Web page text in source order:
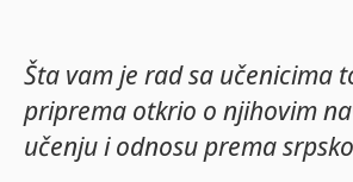
Šta vam je rad sa učenicima
priprema otkrio o njihovim
učenju i odnosu prema